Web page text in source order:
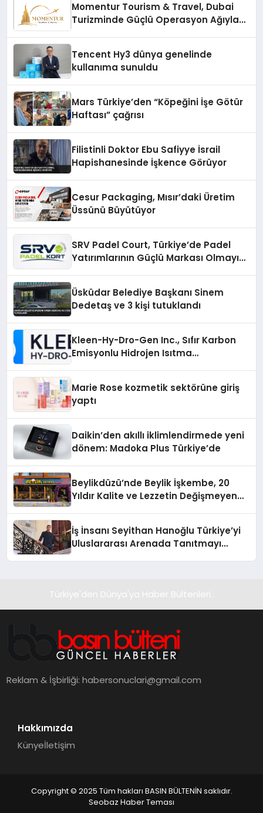
Momentur Tourism & Travel, Dubai
Turizminde Güçlü Operasyon Ağıyla
Tencent Hy3 dünya genelinde
kullanıma sunuldu
Mars Türkiye’den “Köpeğini İşe Götür
Haftası” çağrısı
Filistinli Doktor Ebu Safiyye İsrail
Hapishanesinde İşkence Görüyor
Cesur Packaging, Mısır’daki Üretim
Üssünü Büyütüyor
SRV Padel Court, Türkiye’de Padel
Yatırımlarının Güçlü Markası Olmayı
Üsküdar Belediye Başkanı Sinem
Dedetaş ve 3 kişi tutuklandı
Kleen-Hy-Dro-Gen Inc., Sıfır Karbon
Emisyonlu Hidrojen Isıtma
Marie Rose kozmetik sektörüne giriş
yaptı
Daikin’den akıllı iklimlendirmede yeni
dönem: Madoka Plus Türkiye’de
Beylikdüzü’nde Beylik İşkembe, 20
Yıldır Kalite ve Lezzetin Değişmeyen
İş İnsanı Seyithan Hanoğlu Türkiye’yi
Uluslararası Arenada Tanıtmayı
Türkiye'den Dünya'ya Haber Bültenleri..
Reklam & İşbirliği:habersonuclari@gmail.com
Hakkımızda
Künyeİletişim
Copyright © 2025 Tüm hakları BASIN BÜLTENİN saklıdır.
Seobaz Haber Teması